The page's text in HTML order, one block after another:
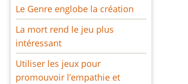
Le Genre englobe la création
La mort rend le jeu plus
intéressant
Utiliser les jeux pour
promouvoir l’empathie et